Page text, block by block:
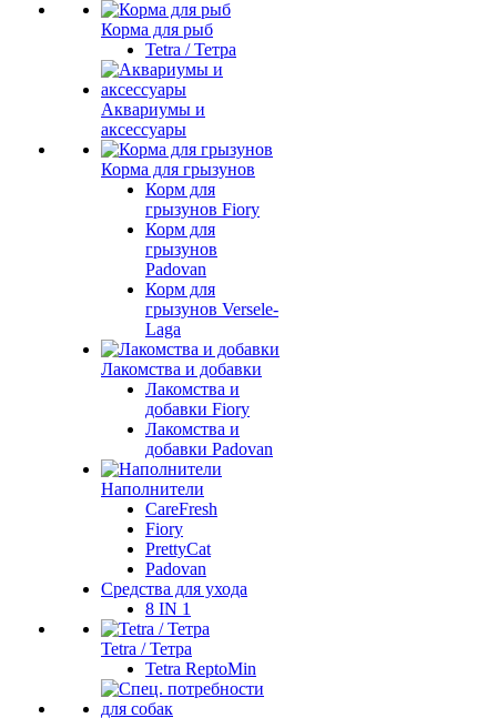
Корма для рыб
Tetra / Тетра
Аквариумы и
аксессуары
Корма для грызунов
Корм для
грызунов Fiory
Корм для
грызунов
Padovan
Корм для
грызунов Versele-
Laga
Лакомства и добавки
Лакомства и
добавки Fiory
Лакомства и
добавки Padovan
Наполнители
CareFresh
Fiory
PrettyCat
Padovan
Средства для ухода
8 IN 1
Tetra / Тетра
Tetra ReptoMin